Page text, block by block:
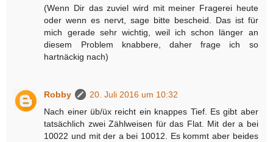
(Wenn Dir das zuviel wird mit meiner Fragerei heute
oder wenn es nervt, sage bitte bescheid. Das ist für
mich gerade sehr wichtig, weil ich schon länger an
diesem Problem knabbere, daher frage ich so
hartnäckig nach)
Robby
20. Juli 2016 um 10:32
Nach einer üb/üx reicht ein knappes Tief. Es gibt aber
tatsächlich zwei Zählweisen für das Flat. Mit der a bei
10022 und mit der a bei 10012. Es kommt aber beides